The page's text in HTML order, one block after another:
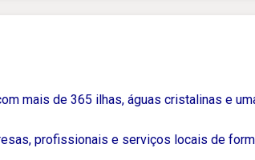
mais de 365 ilhas, águas cristalinas e
profissionais e serviços locais de